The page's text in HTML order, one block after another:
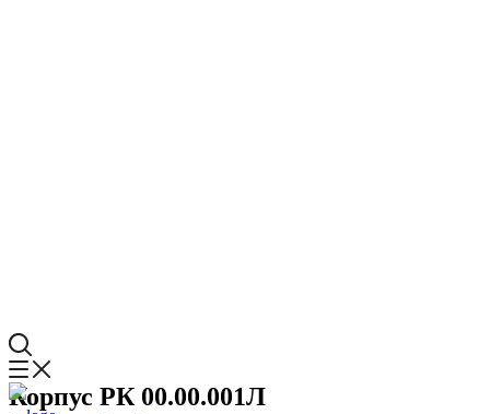
Корпус РК 00.00.001Л